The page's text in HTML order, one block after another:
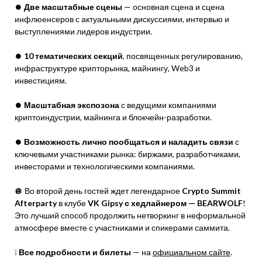
⏺ Две масштабные сцены — основная сцена и сцена
инфлюенсеров с актуальными дискуссиями, интервью и
выступлениями лидеров индустрии.
⏺ 10 тематических секций, посвященных регулированию,
инфраструктуре крипторынка, майнингу, Web3 и
инвестициям.
⏺ Масштабная экспозонас ведущими компаниями
криптоиндустрии, майнинга и блокчейн-разработки.
⏺ Возможность лично пообщаться и наладить связи с
ключевыми участниками рынка: биржами, разработчиками,
инвесторами и технологическими компаниями.
🪩 Во второй день гостей ждет легендарное Crypto Summit
Afterpartyв клубеVK Gipsy с хедлайнером — BEARWOLF!
Это лучший способ продолжить нетворкинг в неформальной
атмосфере вместе с участниками и спикерами саммита.
❕ Все подробности и билеты — на официальном сайте.